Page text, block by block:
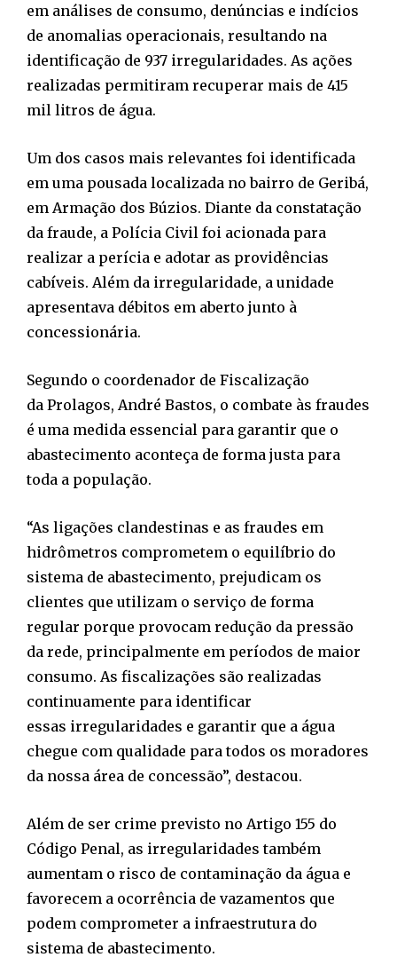
em análises de consumo, denúncias e indícios
de anomalias operacionais, resultando na
identificação de 937 irregularidades. As ações
realizadas permitiram recuperar mais de 415
mil litros de água.
Um dos casos mais relevantes foi identificada
em uma pousada localizada no bairro de Geribá,
em Armação dos Búzios. Diante da constatação
da fraude, a Polícia Civil foi acionada para
realizar a perícia e adotar as providências
cabíveis. Além da irregularidade, a unidade
apresentava débitos em aberto junto à
concessionária.
Segundo o coordenador de Fiscalização
da Prolagos, André Bastos, o combate às fraudes
é uma medida essencial para garantir que o
abastecimento aconteça de forma justa para
toda a população.
“As ligações clandestinas e as fraudes em
hidrômetros comprometem o equilíbrio do
sistema de abastecimento, prejudicam os
clientes que utilizam o serviço de forma
regular porque provocam redução da pressão
da rede, principalmente em períodos de maior
consumo. As fiscalizações são realizadas
continuamente para identificar
essas irregularidades e garantir que a água
chegue com qualidade para todos os moradores
da nossa área de concessão”, destacou.
Além de ser crime previsto no Artigo 155 do
Código Penal, as irregularidades também
aumentam o risco de contaminação da água e
favorecem a ocorrência de vazamentos que
podem comprometer a infraestrutura do
sistema de abastecimento.